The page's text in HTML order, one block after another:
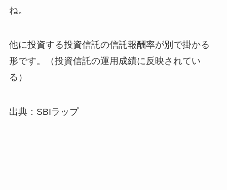
ね。
他に投資する投資信託の信託報酬率が別で掛かる
形です。（投資信託の運用成績に反映されてい
る）
出典：SBIラップ